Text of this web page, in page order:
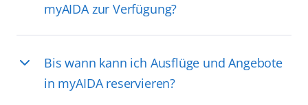
myAIDA zur Verfügung?
Bis wann kann ich Ausflüge und Angebote
in myAIDA reservieren?